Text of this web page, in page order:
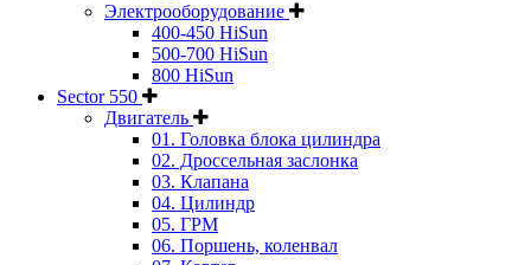
Электрооборудование
400-450 HiSun
500-700 HiSun
800 HiSun
Sector 550
Двигатель
01. Головка блока цилиндра
02. Дроссельная заслонка
03. Клапана
04. Цилиндр
05. ГРМ
06. Поршень, коленвал